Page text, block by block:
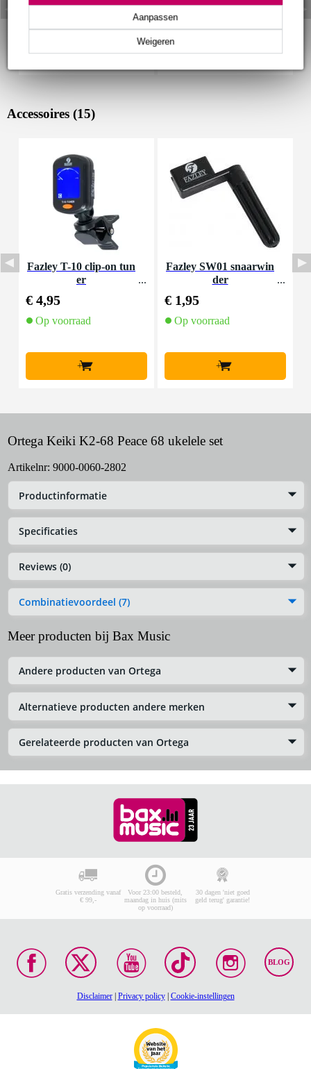
Weigeren
Aanpassen
Accessoires (15)
Fazley T-10 clip-on tun
er
€ 4,95
Op voorraad
+
Fazley SW01 snaarwin
der
€ 1,95
Op voorraad
+
Ortega Keiki K2-68 Peace 68 ukelele set
Artikelnr: 9000-0060-2802
Productinformatie
Specificaties
Reviews (0)
Combinatievoordeel (7)
Meer producten bij Bax Music
Andere producten van Ortega
Alternatieve producten andere merken
Gerelateerde producten van Ortega
Gratis verzending vanaf
€ 99,-
Voor 23:00 besteld,
maandag in huis (mits
op voorraad)
30 dagen 'niet goed
geld terug' garantie!
BLOG
Disclaimer| Privacy policy| Cookie-instellingen